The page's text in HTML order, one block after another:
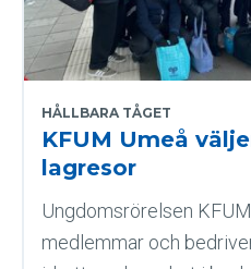
HÅLLBARA TÅGET
KFUM Umeå
lagresor
Ungdomsrörelsen
medlemmar och